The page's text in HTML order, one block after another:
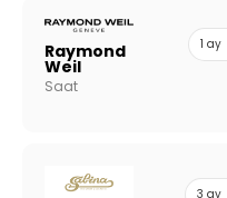
Raymond
Weil
Saat
1 ay
3 ay